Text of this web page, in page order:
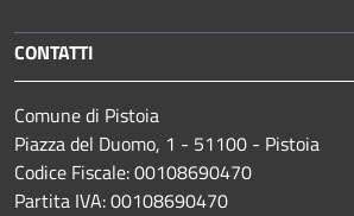
CONTATTI
Comune di Pistoia
Piazza del Duomo, 1 - 51100 - Pistoia
Codice Fiscale: 00108690470
Partita IVA: 00108690470